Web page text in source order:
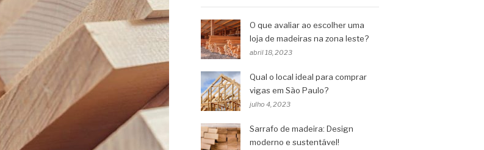
O que avaliar ao escolher uma
loja de madeiras na zona leste?
abril 18, 2023
Qual o local ideal para comprar
vigas em São Paulo?
julho 4, 2023
Sarrafo de madeira: Design
moderno e sustentável!